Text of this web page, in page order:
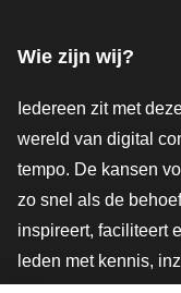
Wie zijn wij?
Iedereen zit met
wereld van digital
tempo. De kansen
zo snel als de
inspireert, faciliteert
leden met kennis,